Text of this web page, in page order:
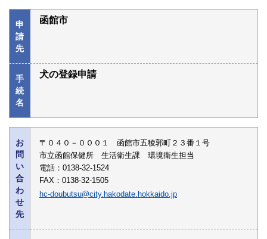
よくあるご質問
申
請
先
函館市
手
続
名
犬の登録申請
お
問
い
合
わ
せ
先
〒０４０－０００１ 函館市五稜郭町２３番１号
市立函館保健所 生活衛生課 環境衛生担当
電話：0138-32-1524
FAX：0138-32-1505
hc-doubutsu@city.hakodate.hokkaido.jp